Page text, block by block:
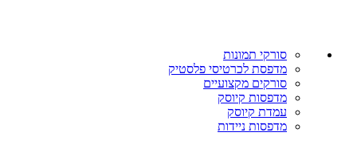
סורקי תמונות
מדפסת לכרטיסי פלסטיק
סורקים מקצועיים
מדפסות קיוסק
עמדת קיוסק
מדפסות ניידות